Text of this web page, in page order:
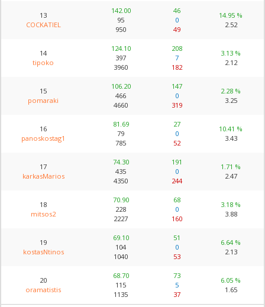
13
COCKATIEL
142.00
95
950
46
0
49
14.95 %
2.52
14
tipoko
124.10
397
3960
208
7
182
3.13 %
2.12
15
pomaraki
106.20
466
4660
147
0
319
2.28 %
3.25
16
panoskostag1
81.69
79
785
27
0
52
10.41 %
3.43
17
karkasMarios
74.30
435
4350
191
0
244
1.71 %
2.47
18
mitsos2
70.90
228
2227
68
0
160
3.18 %
3.88
19
kostasNtinos
69.10
104
1040
51
0
53
6.64 %
2.13
20
oramatistis
68.70
115
1135
73
5
37
6.05 %
1.65